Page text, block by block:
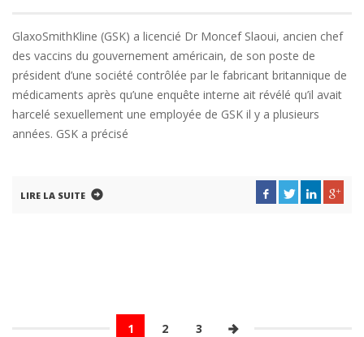
GlaxoSmithKline (GSK) a licencié Dr Moncef Slaoui, ancien chef
des vaccins du gouvernement américain, de son poste de
président d’une société contrôlée par le fabricant britannique de
médicaments après qu’une enquête interne ait révélé qu’il avait
harcelé sexuellement une employée de GSK il y a plusieurs
années. GSK a précisé
LIRE LA SUITE
1 2 3